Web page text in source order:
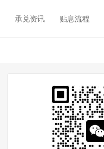
承兑资讯 贴息流程